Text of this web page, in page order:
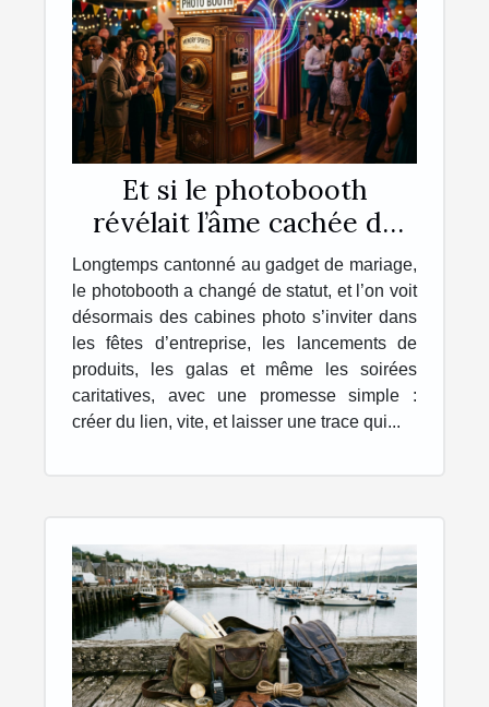
Et si le photobooth
révélait l’âme cachée de
vos événements ?
Longtemps cantonné au gadget de mariage,
le photobooth a changé de statut, et l’on voit
désormais des cabines photo s’inviter dans
les fêtes d’entreprise, les lancements de
produits, les galas et même les soirées
caritatives, avec une promesse simple :
créer du lien, vite, et laisser une trace qui...